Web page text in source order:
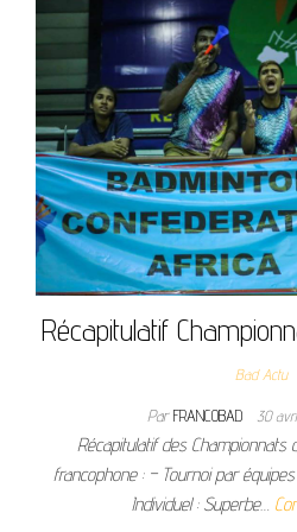
Récapitulatif
Bad Actu
ParFRANCOBAD 30
Récapitulatif des Championnats
francophone : – Tournoi par
Individuel : Superbe…